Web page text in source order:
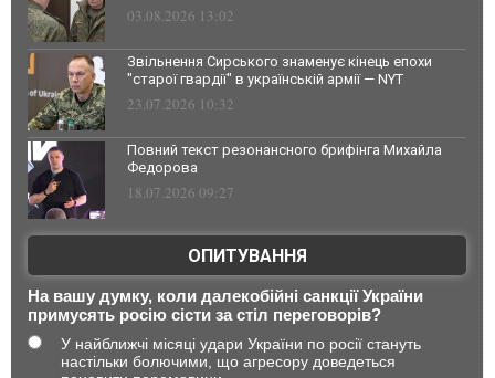
03.08.2026 13:02
Звільнення Сирського знаменує кінець епохи
"старої гвардії" в українській армії — NYT
23.07.2026 10:32
Повний текст резонансного брифінга Михайла
Федорова
18.07.2026 09:27
ОПИТУВАННЯ
На вашу думку, коли далекобійні санкції України
примусять росію сісти за стіл переговорів?
У найближчі місяці удари України по росії стануть
настільки болючими, що агресору доведеться